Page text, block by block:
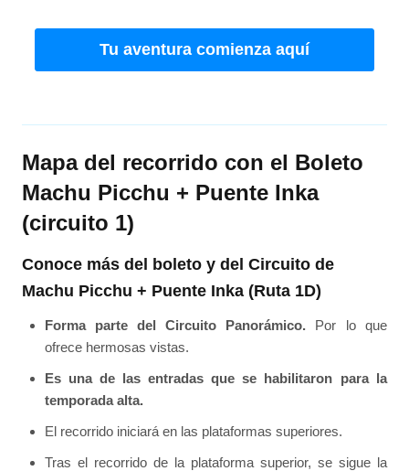
Tu aventura comienza aquí
Mapa del recorrido con el Boleto
Machu Picchu + Puente Inka
(circuito 1)
Conoce más del boleto y del Circuito de
Machu Picchu + Puente Inka (Ruta 1D)
Forma parte del Circuito Panorámico. Por lo que
ofrece hermosas vistas.
Es una de las entradas que se habilitaron para la
temporada alta.
El recorrido iniciará en las plataformas superiores.
Tras el recorrido de la plataforma superior, se sigue la